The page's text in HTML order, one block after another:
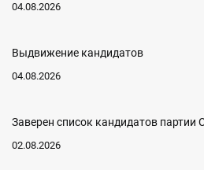
04.08.2026
Выдвижение кандидатов
04.08.2026
Заверен список кандидатов партии
02.08.2026